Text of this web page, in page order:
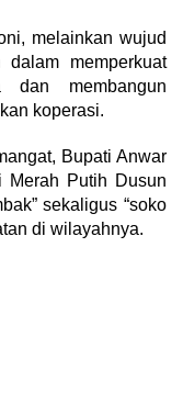
melainkan wujud
dalam memperkuat
dan membangun
koperasi.
Bupati Anwar
Merah Putih Dusun
sekaligus “soko
di wilayahnya.